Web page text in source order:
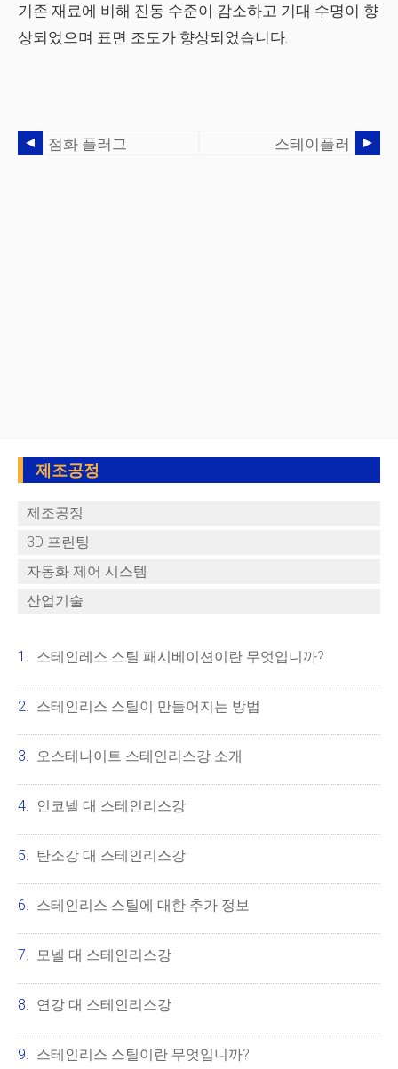
기존 재료에 비해 진동 수준이 감소하고 기대 수명이 향
상되었으며 표면 조도가 향상되었습니다.
점화 플러그 스테이플러
제조공정
제조공정
3D 프린팅
자동화 제어 시스템
산업기술
스테인레스 스틸 패시베이션이란 무엇입니까?
스테인리스 스틸이 만들어지는 방법
오스테나이트 스테인리스강 소개
인코넬 대 스테인리스강
탄소강 대 스테인리스강
스테인리스 스틸에 대한 추가 정보
모넬 대 스테인리스강
연강 대 스테인리스강
스테인리스 스틸이란 무엇입니까?